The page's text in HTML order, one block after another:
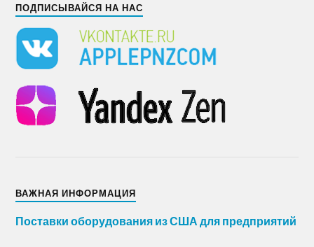
ПОДПИСЫВАЙСЯ НА НАС
ВАЖНАЯ ИНФОРМАЦИЯ
Поставки оборудования из США для предприятий